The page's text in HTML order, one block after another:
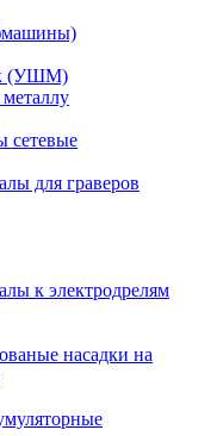
(УШМ)
сетевые
для граверов
к электродрелям
насадки на